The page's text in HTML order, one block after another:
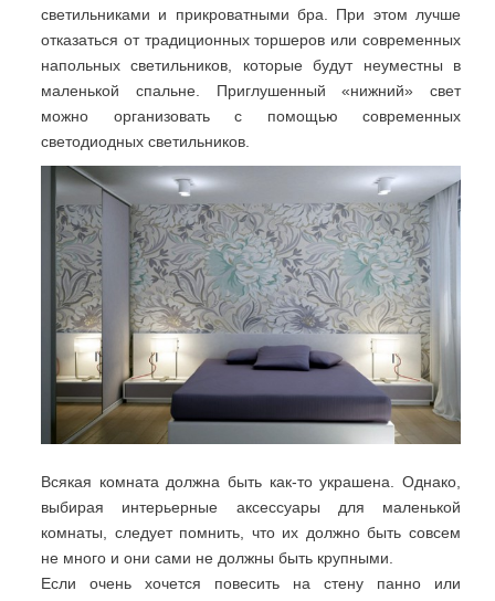
светильниками и прикроватными бра. При этом лучше
отказаться от традиционных торшеров или современных
напольных светильников, которые будут неуместны в
маленькой спальне. Приглушенный «нижний» свет
можно организовать с помощью современных
светодиодных светильников.
Всякая комната должна быть как-то украшена. Однако,
выбирая интерьерные аксессуары для маленькой
комнаты, следует помнить, что их должно быть совсем
не много и они сами не должны быть крупными.
Если очень хочется повесить на стену панно или